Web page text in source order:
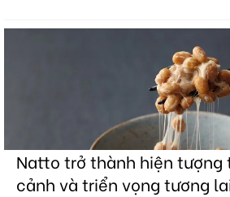
Natto trở thành hiện tượng
cảnh và triển vọng tương